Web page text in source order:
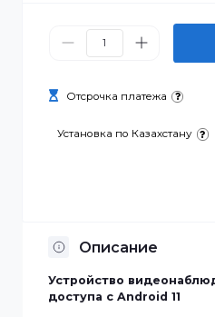
275 000 ₸
Установка по Казахстану